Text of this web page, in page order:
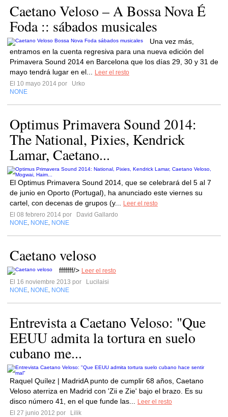
Caetano Veloso – A Bossa Nova É
Foda :: sábados musicales
Una vez más,
entramos en la cuenta regresiva para una nueva edición del
Primavera Sound 2014 en Barcelona que los días 29, 30 y 31 de
mayo tendrá lugar en el...
Leer el resto
El 10 mayo 2014 por
Urko
NONE
Optimus Primavera Sound 2014:
The National, Pixies, Kendrick
Lamar, Caetano...
El Optimus Primavera Sound 2014, que se celebrará del 5 al 7
de junio en Oporto (Portugal), ha anunciado este viernes su
cartel, con decenas de grupos (y...
Leer el resto
El 08 febrero 2014 por
David Gallardo
NONE NONE NONE
Caetano veloso
fffffff/> Leer el resto
El 16 noviembre 2013 por
Lucilaisi
NONE NONE NONE
Entrevista a Caetano Veloso: "Que
EEUU admita la tortura en suelo
cubano me...
Raquel Quílez | MadridA punto de cumplir 68 años, Caetano
Veloso aterriza en Madrid con 'Zii e Zie' bajo el brazo. Es su
disco número 41, en el que funde las...
Leer el resto
El 27 junio 2012 por
Lilik